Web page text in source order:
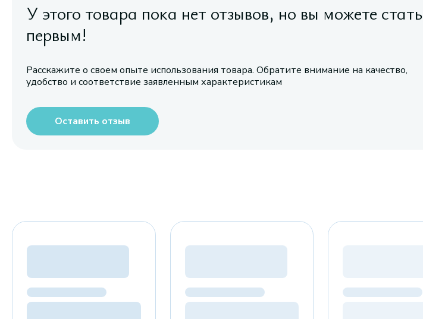
У этого товара пока нет отзывов, но вы можете стать
первым!
Расскажите о своем опыте использования товара. Обратите внимание на качество,
удобство и соответствие заявленным характеристикам
Оставить отзыв